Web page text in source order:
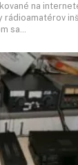
na
rádioamatérov
sa…